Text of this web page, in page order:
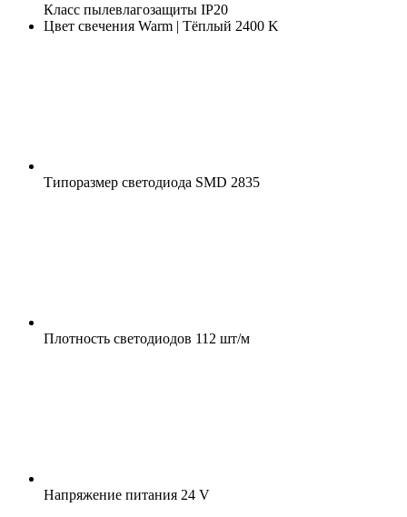
Класс пылевлагозащиты IP20
Цвет свечения Warm | Тёплый 2400 K
Типоразмер светодиода SMD 2835
Плотность светодиодов 112 шт/м
Напряжение питания 24 V